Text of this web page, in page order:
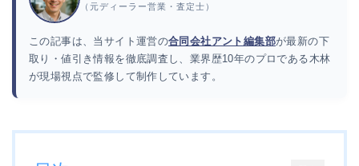
（元ディーラー営業・査定士）
この記事は、当サイト運営の合同会社アント編集部が最新の下
取り・値引き情報を徹底調査し、業界歴10年のプロである木林
が現場視点で監修して制作しています。